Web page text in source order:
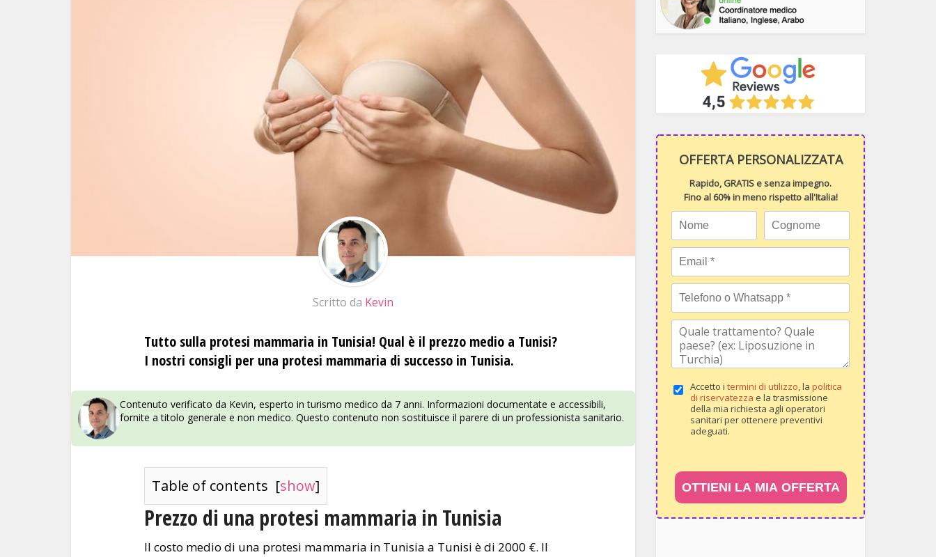
Scritto da Kevin
Tutto sulla protesi mammaria in Tunisia! Qual è il prezzo medio a Tunisi?
I nostri consigli per una protesi mammaria di successo in Tunisia.
Contenuto verificato da Kevin, esperto in turismo medico da 7 anni. Informazioni documentate e accessibili,
fornite a titolo generale e non medico. Questo contenuto non sostituisce il parere di un professionista sanitario.
Table of contents [show]
Prezzo di una protesi mammaria in Tunisia
Il costo medio di una protesi mammaria in Tunisia a Tunisi è di 2000 €. Il
OFFERTA PERSONALIZZATA
Rapido, GRATIS e senza impegno.
Fino al 60% in meno rispetto all'Italia!
Accetto i termini di utilizzo, la politica
di riservatezza e la trasmissione
della mia richiesta agli operatori
sanitari per ottenere preventivi
adeguati.
OTTIENI LA MIA OFFERTA